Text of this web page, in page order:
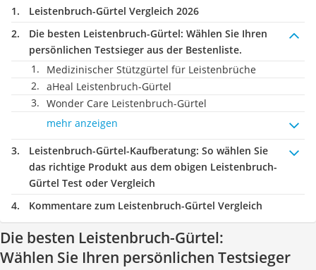
Leistenbruch-Gürtel Vergleich 2026
Die besten Leistenbruch-Gürtel: Wählen Sie Ihren
persönlichen Testsieger aus der Bestenliste.
Medizinischer Stützgürtel für Leistenbrüche
aHeal Leistenbruch-Gürtel
Wonder Care Leistenbruch-Gürtel
mehr anzeigen
Leistenbruch-Gürtel-Kaufberatung: So wählen Sie
das richtige Produkt aus dem obigen Leistenbruch-
Gürtel Test oder Vergleich
Kommentare zum Leistenbruch-Gürtel Vergleich
Die besten Leistenbruch-Gürtel:
Wählen Sie Ihren persönlichen Testsieger